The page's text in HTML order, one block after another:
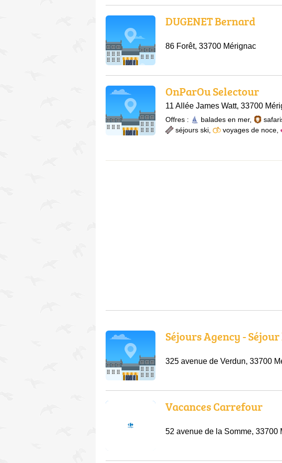
DUGENET Bernard
86 Forêt, 33700 Mérignac
OnParOu Selectour
11 Allée James Watt, 33700
Offres : balades en mer,
séjours ski
voyages de noce
Séjours Agency -
325 avenue de Verdun, 33700
Vacances Carrefour
52 avenue de la Somme, 33700